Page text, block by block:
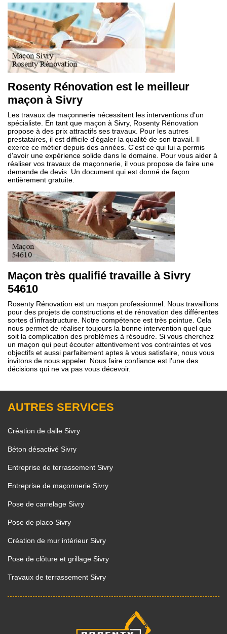
Rosenty Rénovation est le meilleur
maçon à Sivry
Les travaux de maçonnerie nécessitent les interventions d'un
spécialiste. En tant que maçon à Sivry, Rosenty Rénovation
propose à des prix attractifs ses travaux. Pour les autres
prestataires, il est difficile d'égaler la qualité de son travail. Il
exerce ce métier depuis des années. C'est ce qui lui a permis
d'avoir une expérience solide dans le domaine. Pour vous aider à
réaliser vos travaux de maçonnerie, il vous propose de faire une
demande de devis. Un document qui est donné de façon
entièrement gratuite.
Maçon très qualifié travaille à Sivry
54610
Rosenty Rénovation est un maçon professionnel. Nous travaillons
pour des projets de constructions et de rénovation des différentes
sortes d’infrastructure. Notre compétence est très pointue. Cela
nous permet de réaliser toujours la bonne intervention quel que
soit la complication des problèmes à résoudre. Si vous cherchez
un maçon qui peut écouter attentivement vos contraintes et vos
objectifs et aussi parfaitement aptes à vous satisfaire, nous vous
invitons de nous appeler. Nous faire confiance est l’une des
décisions qui ne va pas vous décevoir.
AUTRES SERVICES
Création de dalle Sivry
Béton désactivé Sivry
Entreprise de terrassement Sivry
Entreprise de maçonnerie Sivry
Pose de carrelage Sivry
Pose de placo Sivry
Création de mur intérieur Sivry
Pose de clôture et grillage Sivry
Travaux de terrassement Sivry